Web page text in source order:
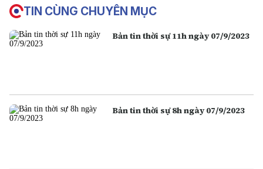
TIN CÙNG CHUYÊN MỤC
Bản tin thời sự 11h ngày 07/9/2023
Bản tin thời sự 8h ngày 07/9/2023